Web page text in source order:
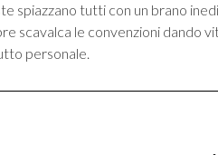
spiazzano tutti con un brano
scavalca le convenzioni dando
personale.